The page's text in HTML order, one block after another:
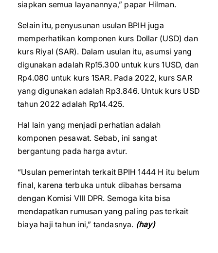
siapkan semua layanannya,” papar Hilman.
Selain itu, penyusunan usulan BPIH juga
memperhatikan komponen kurs Dollar (USD) dan
kurs Riyal (SAR). Dalam usulan itu, asumsi yang
digunakan adalah Rp15.300 untuk kurs 1USD, dan
Rp4.080 untuk kurs 1SAR. Pada 2022, kurs SAR
yang digunakan adalah Rp3.846. Untuk kurs USD
tahun 2022 adalah Rp14.425.
Hal lain yang menjadi perhatian adalah
komponen pesawat. Sebab, ini sangat
bergantung pada harga avtur.
“Usulan pemerintah terkait BPIH 1444 H itu belum
final, karena terbuka untuk dibahas bersama
dengan Komisi VIII DPR. Semoga kita bisa
mendapatkan rumusan yang paling pas terkait
biaya haji tahun ini,” tandasnya. (hay)